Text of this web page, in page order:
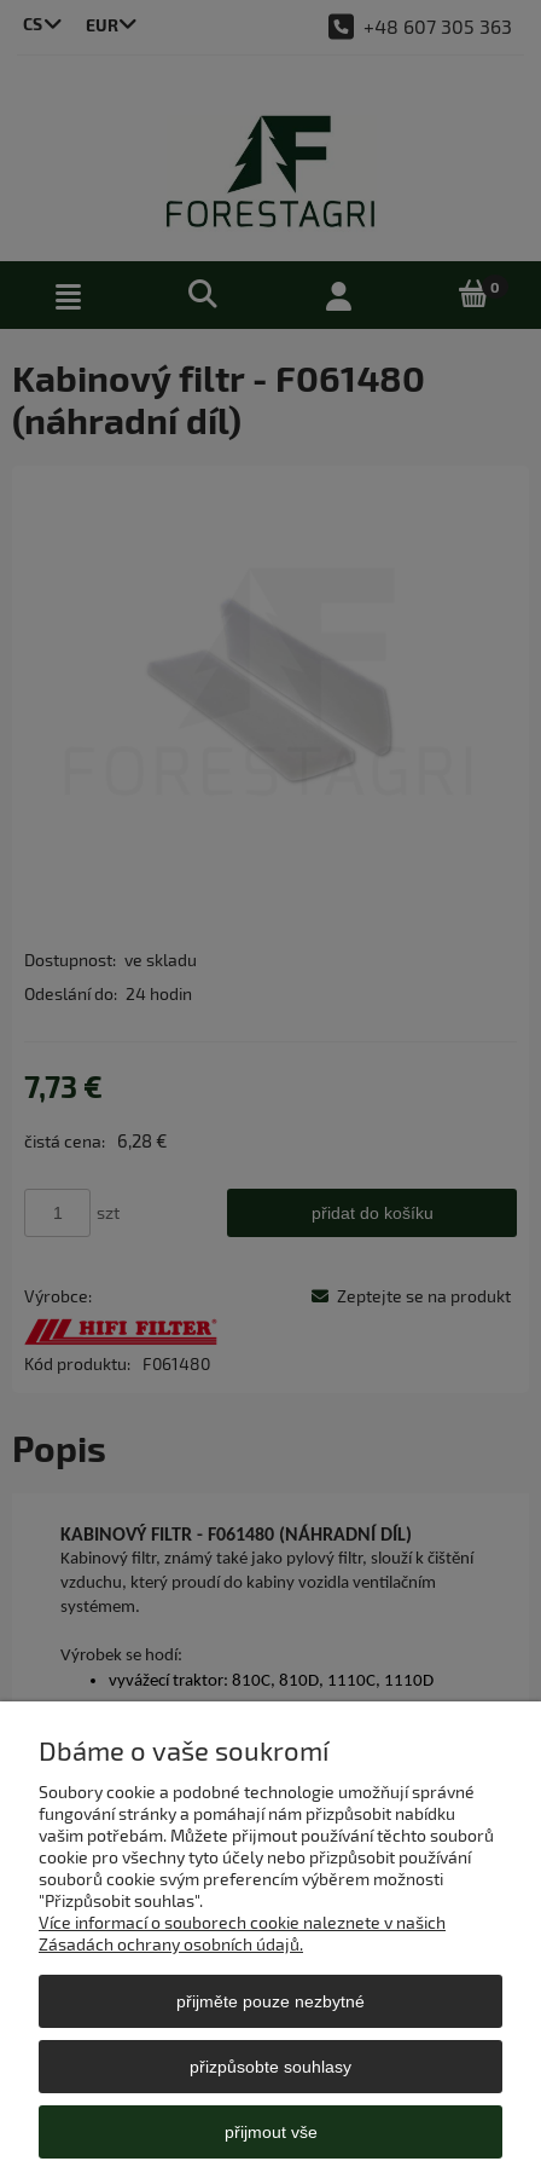
CS +48 607 305 363
Kabinový filtr - F061480
(náhradní díl)
Dostupnost: ve skladu
Odeslání do: 24 hodin
7,73 €
čistá cena: 6,28 €
szt přidat do košíku
Výrobce:
Kód produktu: F061480
Zeptejte se na produkt
Popis
KABINOVÝ FILTR - F061480 (NÁHRADNÍ DÍL)
Kabinový filtr, známý také jako pylový filtr, slouží k čištění
vzduchu, který proudí do kabiny vozidla ventilačním
systémem.
Výrobek se hodí:
vyvážecí traktor: 810C, 810D, 1110C, 1110D
Můj účet
Platba a doručení
Nápověda
Informace
Dbáme o vaše soukromí
Soubory cookie a podobné technologie umožňují správné
fungování stránky a pomáhají nám přizpůsobit nabídku
vašim potřebám. Můžete přijmout používání těchto souborů
cookie pro všechny tyto účely nebo přizpůsobit používání
souborů cookie svým preferencím výběrem možnosti
"Přizpůsobit souhlas".
Více informací o souborech cookie naleznete v našich
Zásadách ochrany osobních údajů.
přijměte pouze nezbytné
přizpůsobte souhlasy
přijmout vše